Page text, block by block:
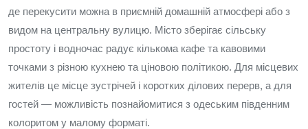
де перекусити можна в приємній домашній атмосфері або з
видом на центральну вулицю. Місто зберігає сільську
простоту і водночас радує кількома кафе та кавовими
точками з різною кухнею та ціновою політикою. Для місцевих
жителів це місце зустрічей і коротких ділових перерв, а для
гостей — можливість познайомитися з одеським південним
колоритом у малому форматі.